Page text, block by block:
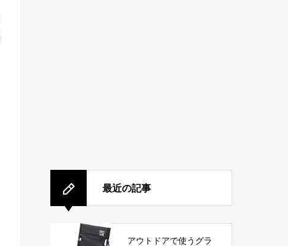
最近の記事
アウトドアで使うグラ